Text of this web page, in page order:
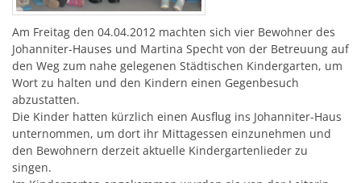
Kooperationen
Am Freitag den 04.04.2012 machten sich vier Bewohner des
Johanniter-Hauses und Martina Specht von der Betreuung auf
den Weg zum nahe gelegenen Städtischen Kindergarten, um
Wort zu halten und den Kindern einen Gegenbesuch
abzustatten.
Die Kinder hatten kürzlich einen Ausflug ins Johanniter-Haus
unternommen, um dort ihr Mittagessen einzunehmen und
den Bewohnern derzeit aktuelle Kindergartenlieder zu
singen.